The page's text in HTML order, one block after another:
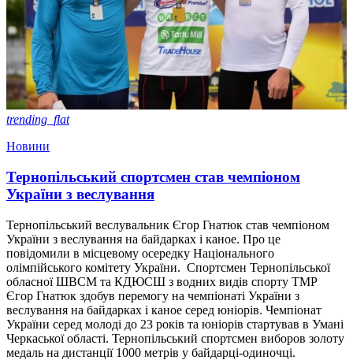
trending_flat
Новини
Тернопільський спортсмен став чемпіоном
України з веслування
Тернопільський веслувальник Єгор Гнатюк став чемпіоном
України з веслування на байдарках і каное. Про це
повідомили в місцевому осередку Національного
олімпійського комітету України. Спортсмен Тернопільської
обласної ШВСМ та КДЮСШ з водних видів спорту ТМР
Єгор Гнатюк здобув перемогу на чемпіонаті України з
веслування на байдарках і каное серед юніорів. Чемпіонат
України серед молоді до 23 років та юніорів стартував в Умані
Черкаської області. Тернопільський спортсмен виборов золоту
медаль на дистанції 1000 метрів у байдарці-одиночці.